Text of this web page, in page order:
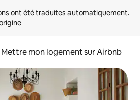
Mettre mon logement sur Airbnb